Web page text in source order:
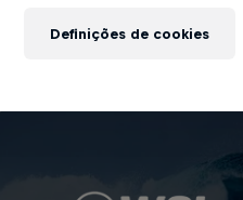
Definições de cookies